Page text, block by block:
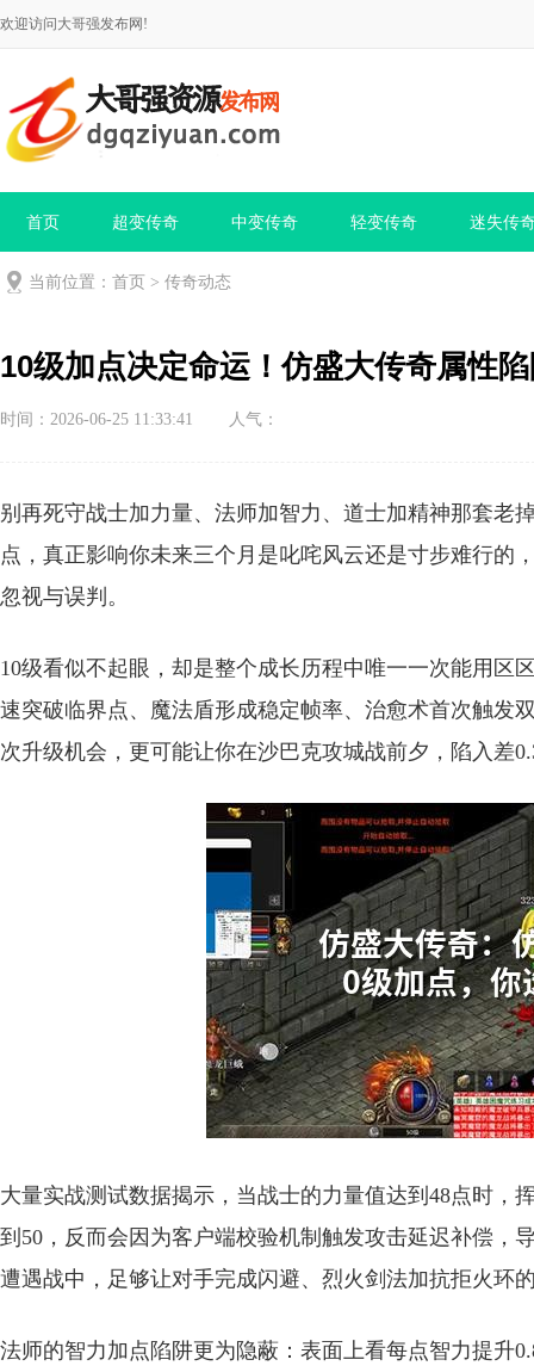
欢迎访问大哥强发布网!
首页 超变传奇 中变传奇 轻变传奇 迷失传
当前位置： 首页 > 传奇动态
10级加点决定命运！仿盛大传奇属性
时间：2026-06-25 11:33:41 人气：
别再死守战士加力量、法师加智力、道士加精神那套
点，真正影响你未来三个月是叱咤风云还是寸步难行的
忽视与误判。
10级看似不起眼，却是整个成长历程中唯一一次能用区
速突破临界点、魔法盾形成稳定帧率、治愈术首次触发
次升级机会，更可能让你在沙巴克攻城战前夕，陷入差
大量实战测试数据揭示，当战士的力量值达到48点时，
到50，反而会因为客户端校验机制触发攻击延迟补偿
遭遇战中，足够让对手完成闪避、烈火剑法加抗拒火环
法师的智力加点陷阱更为隐蔽：表面上看每点智力提升